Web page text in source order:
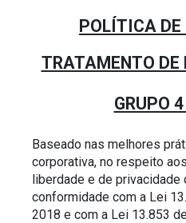
POLÍTICA DE
TRATAMENTO
GRUPO
Baseado nas melhores
corporativa, no respeito
liberdade e de
conformidade com a Lei
2018 e com a Lei 13.853